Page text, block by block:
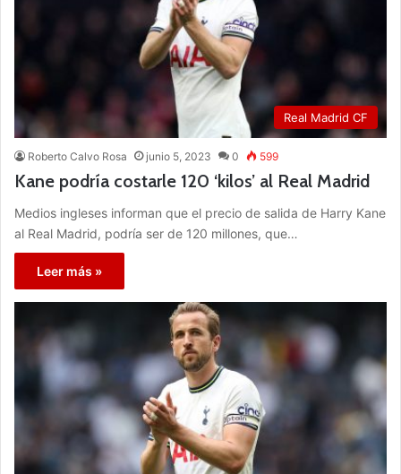
Real Madrid CF
Roberto Calvo Rosa junio 5, 2023 0 599
Kane podría costarle 120 ‘kilos’ al Real Madrid
Medios ingleses informan que el precio de salida de Harry Kane
al Real Madrid, podría ser de 120 millones, que…
Leer más »